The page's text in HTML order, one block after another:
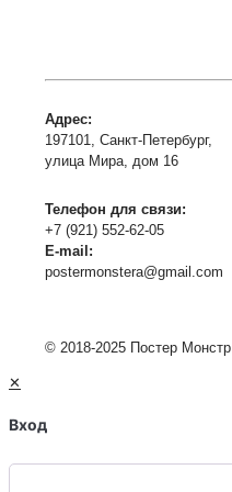
Адрес:
197101, Санкт-Петербург,
улица Мира, дом 16
Телефон для связи:
+7 (921) 552-62-05
E-mail:
postermonstera@gmail.com
© 2018-2025 Постер Монстр
✕
Вход